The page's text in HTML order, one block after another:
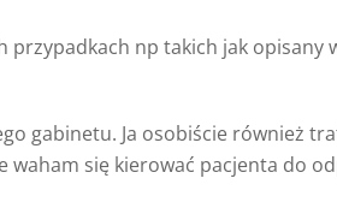
przypadkach np takich jak opisany
gabinetu. Ja osobiście również
waham się kierować pacjenta do